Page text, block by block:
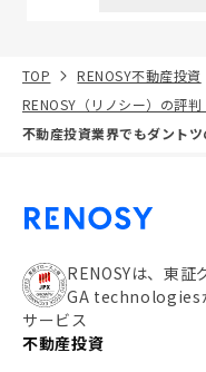
TOP RENOSY不動産投資
RENOSY（リノシー）の評判
不動産投資業界でもダントツ
RENOSYは、東証
GA technologies
サービス
不動産投資